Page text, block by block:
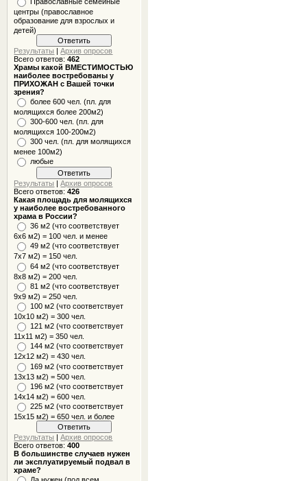
центры (православное
образование для взрослых и
детей)
Результаты |Архив опросов
Всего ответов:462
Храмы какой ВМЕСТИМОСТЬЮ
наиболее востребованы у
ПРИХОЖАН с Вашей точки
зрения?
более 600 чел. (пл. для
молящихся более 200м2)
300-600 чел. (пл. для
молящихся 100-200м2)
300 чел. (пл. для молящихся
менее 100м2)
любые
Результаты |Архив опросов
Всего ответов:426
Какая площадь для молящихся
у наиболее востребованного
храма в России?
36 м2 (что соответствует
6x6 м2) = 100 чел. и менее
49 м2 (что соответствует
7x7 м2) = 150 чел.
64 м2 (что соответствует
8x8 м2) = 200 чел.
81 м2 (что соответствует
9х9 м2) = 250 чел.
100 м2 (что соответствует
10x10 м2) = 300 чел.
121 м2 (что соответствует
11х11 м2) = 350 чел.
144 м2 (что соответствует
12х12 м2) = 430 чел.
169 м2 (что соответствует
13х13 м2) = 500 чел.
196 м2 (что соответствует
14х14 м2) = 600 чел.
225 м2 (что соответствует
15х15 м2) = 650 чел. и более
Результаты |Архив опросов
Всего ответов:400
В большинстве случаев нужен
ли эксплуатируемый подвал в
храме?